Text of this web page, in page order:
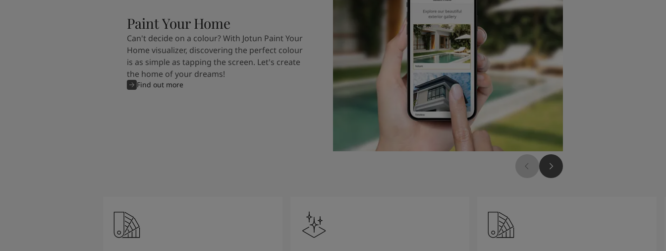
Paint Your Home
Can't decide on a colour? With Jotun Paint Your
Home visualizer, discovering the perfect colour
is as simple as tapping the screen. Let's create
the home of your dreams!
Find out more